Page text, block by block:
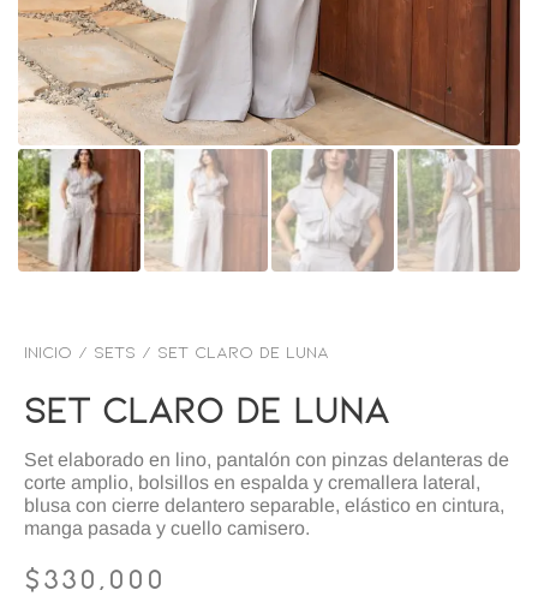
Inicio / SETS / Set claro de luna
Set Claro De Luna
Set elaborado en lino, pantalón con pinzas delanteras de
corte amplio, bolsillos en espalda y cremallera lateral,
blusa con cierre delantero separable, elástico en cintura,
manga pasada y cuello camisero.
$330,000